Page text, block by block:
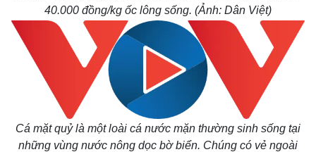
Thế giới
Quan sát
Cuộc sống đó đây
40.000 đồng/kg ốc lông sống. (Ảnh: Dân Việt)
Cá mặt quỷ là một loài cá nước mặn thường sinh sống tại
những vùng nước nông dọc bờ biển. Chúng có vẻ ngoài